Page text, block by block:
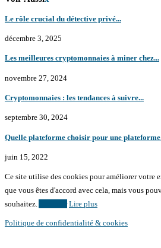
Le rôle crucial du détective privé...
décembre 3, 2025
Les meilleures cryptomonnaies à miner chez...
novembre 27, 2024
Cryptomonnaies : les tendances à suivre...
septembre 30, 2024
Quelle plateforme choisir pour une
juin 15, 2022
Ce site utilise des cookies pour améliorer votre
que vous êtes d'accord avec cela, mais vous
souhaitez.
Lire plus
Politique de confidentialité & cookies